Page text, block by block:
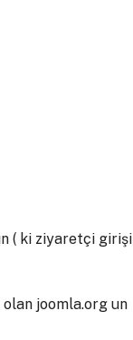
( ki ziyaretçi girişi
olan joomla.org un